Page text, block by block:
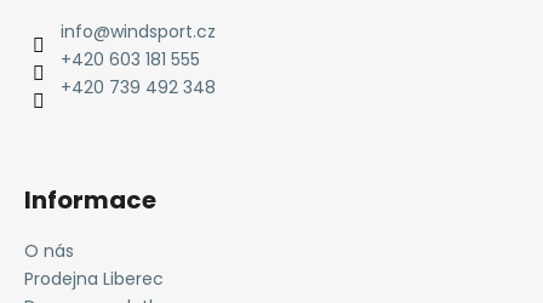
info@windsport.cz
+420 603 181 555
+420 739 492 348
Informace
O nás
Prodejna Liberec